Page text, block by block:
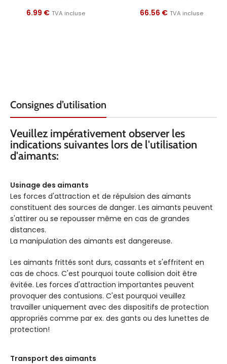
6.99 € TVA incluse
66.56 € TVA incluse
Consignes d’utilisation
Veuillez impérativement observer les
indications suivantes lors de l'utilisation
d'aimants:
Usinage des aimants
Les forces d'attraction et de répulsion des aimants
constituent des sources de danger. Les aimants peuvent
s'attirer ou se repousser même en cas de grandes
distances.
La manipulation des aimants est dangereuse.
Les aimants frittés sont durs, cassants et s'effritent en
cas de chocs. C'est pourquoi toute collision doit être
évitée. Les forces d'attraction importantes peuvent
provoquer des contusions. C'est pourquoi veuillez
travailler uniquement avec des dispositifs de protection
appropriés comme par ex. des gants ou des lunettes de
protection!
Transport des aimants